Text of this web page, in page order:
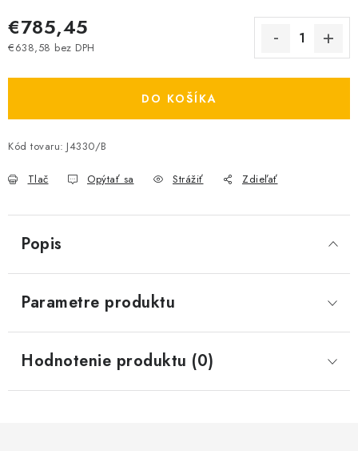
€785,45
€638,58 bez DPH
DO KOŠÍKA
Kód tovaru: J4330/B
Tlač Opýtať sa Strážiť Zdieľať
Popis
Parametre produktu
Hodnotenie produktu (0)